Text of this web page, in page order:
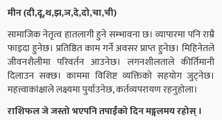
मीन (दी,दू,थ,झ,ञ,दे,दो,चा,ची)
सामाजिक नेतृत्व हातलागी हुने सम्भावना छ। व्यापारमा पनि राम्रै
फाइदा हुनेछ। प्रतिष्ठित काम गर्ने अवसर प्राप्त हुनेछ। मिहिनेतले
जीवनशैलीमा परिवर्तन आउनेछ। लगनशीलताले कीर्तिमानी
दिलाउन सक्छ। काममा विशिष्ट व्यक्तिको सहयोग जुट्नेछ।
महत्त्वाकांक्षाले लक्ष्यमा पुर्याउनेछ, कर्तव्यपरायण रहनुहोला।
राशिफल जे जस्तो भएपनि तपाईंको दिन मङ्गलमय रहोस् ।